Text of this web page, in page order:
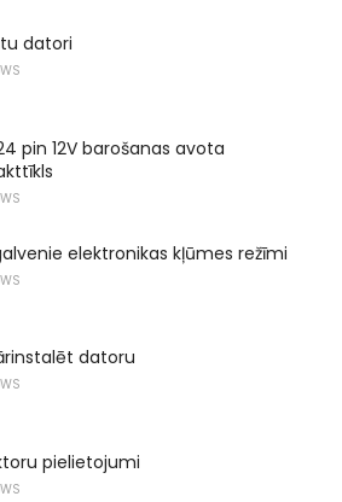
datori
pin 12V barošanas avota
elektronikas kļūmes režīmi
datoru
pielietojumi